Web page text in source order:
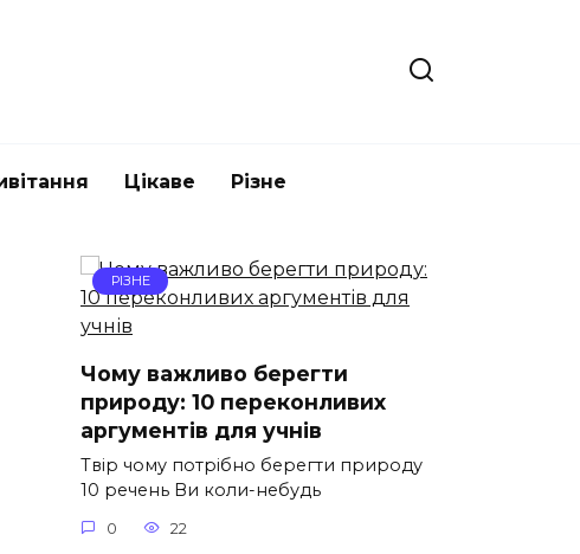
Цікаве Різне
РІЗНЕ
Чому важливо берегти
природу: 10 переконливих
аргументів для учнів
Твір чому потрібно берегти природу
10 речень Ви коли-небудь
0 22